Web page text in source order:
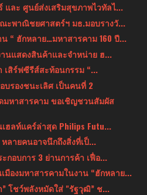
และ ศูนย์ส่งเสริมสุขภาพไวทัลไ...
ะพาณิชยศาสตร์ฯ มธ.มอบรางวั...
“ ฮักหลาย…มหาสารคาม 160 ปี...
นแสดงสินค้าและจำหน่าย ฮ...
เสิร์ฟซีรีส์สะท้อนกรรม “...
บรองชนะเลิศ เป็นคนที่ 2
หาสารคาม ขอเชิญชวนสัมผัส
ฮลท์แคร์ล่าสุด Philips Futu...
ลายคนอาจนึกถึงสิ่งที่เป็...
กอบการ 3 ย่านการค้า เฟื่อ...
มืองมหาสารคามในงาน “ฮักหลาย...
โชว์พลังหมัดใส่ "รัฐวุฒิ” ช...